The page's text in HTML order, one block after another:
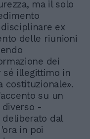
ma il solo
ex
delle riunioni
dei
sé illegittimo in
costituzionale».
su un
diverso -
deliberato dal
in poi